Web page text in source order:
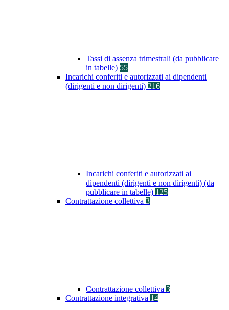
Tassi di assenza trimestrali (da pubblicare
in tabelle) 55
Incarichi conferiti e autorizzati ai dipendenti
(dirigenti e non dirigenti) 216
Incarichi conferiti e autorizzati ai
dipendenti (dirigenti e non dirigenti) (da
pubblicare in tabelle) 125
Contrattazione collettiva 3
Contrattazione collettiva 3
Contrattazione integrativa 14